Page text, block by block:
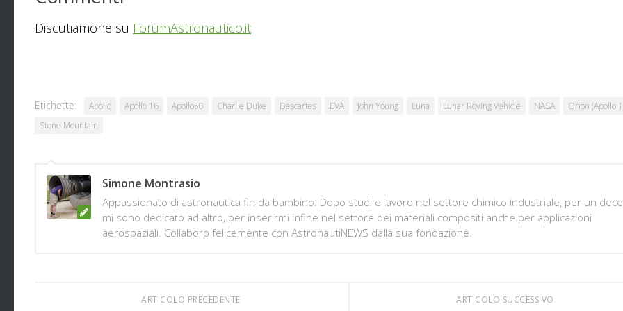
Discutiamone su ForumAstronautico.it
Etichette: Apollo Apollo 16 Apollo50 Charlie Duke Descartes EVA John Young Luna Lunar Roving Vehicle NASA
Orion (Apollo
Stone Mountain
Simone Montrasio
Appassionato di astronautica fin da bambino. Dopo studi e lavoro nel settore chimico industriale, per un
mi sono dedicato ad altro, per inserirmi infine nel settore dei materiali compositi anche per applicazioni
aerospaziali. Collaboro felicemente con AstronautiNEWS dalla sua fondazione.
ARTICOLO SUCCESSIVO
ARTICOLO PRECEDENTE